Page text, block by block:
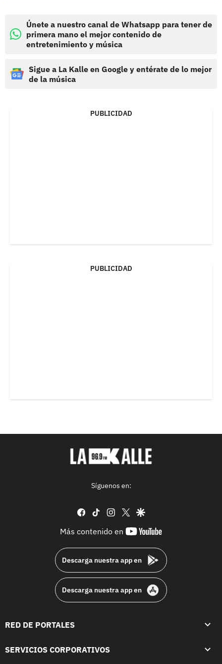
Únete a nuestro canal de Whatsapp para tener de
primera mano el mejor contenido de
entretenimiento y música
Sigue a La Kalle en Google y entérate de lo mejor
de la música
PUBLICIDAD
PUBLICIDAD
Síguenos en:
facebook
tiktok instagram
twittergoogle
Más contenido en
youtube-
Descarga nuestra app en
Descarga nuestra app en
RED DE PORTALES
SERVICIOS CORPORATIVOS